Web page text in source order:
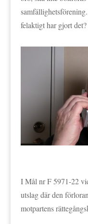
felaktigt har gjort det?
I Mål nr F 5971-22
utslag där den
motpartens